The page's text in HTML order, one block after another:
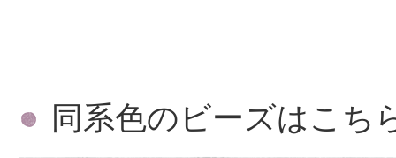
同系色のビーズはこち